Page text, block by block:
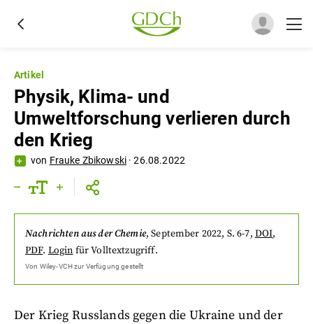
Artikel
Physik, Klima- und
Umweltforschung verlieren durch
den Krieg
von Frauke Zbikowski ·26.08.2022
Nachrichten aus der Chemie,September 2022, S. 6-7, DOI,
PDF. Login für Volltextzugriff.
Von Wiley-VCHzur Verfügung gestellt
Der Krieg Russlands gegen die Ukraine und der